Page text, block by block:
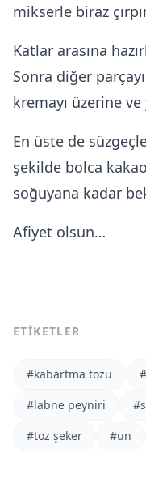
mikserle biraz
Katlar arasına
Sonra diğer
kremayı üzerine
En üste de
şekilde bolca
soğuyana kadar
Afiyet olsun…
ETIKETLER
#kabartma tozu #
#labne peyniri #
#toz şeker #un